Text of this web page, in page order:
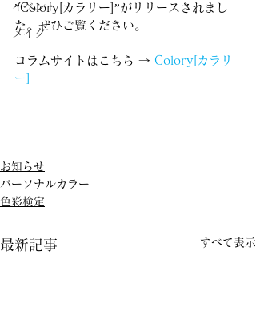
イベント
メイク
”Colory[カラリー]”がリリースされまし
た。ぜひご覧ください。
コラムサイトはこちら → Colory[カラリ
ー]
お知らせ
パーソナルカラー
色彩検定
最新記事 すべて表示